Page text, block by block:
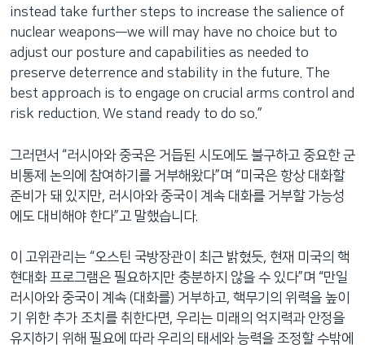
instead take further steps to increase the salience of
nuclear weapons—we will may have no choice but to
adjust our posture and capabilities as needed to
preserve deterrence and stability in the future. The
best approach is to engage on crucial arms control and
risk reduction. We stand ready to do so.”
그러면서 “러시아와 중국은 거듭된 시도에도 불구하고 중요한 군
비통제 논의에 참여하기를 거부해왔다”며 “미국은 항상 대화할
준비가 돼 있지만, 러시아와 중국이 계속 대화를 거부할 가능성
에도 대비해야 한다”고 말했습니다.
이 고위관리는 “오스틴 국방장관이 최근 밝혔듯, 현재 미국의 핵
현대화 프로그램은 필요하지만 충분하지 않을 수 있다”며 “만일
러시아와 중국이 계속 (대화를) 거부하고, 핵무기의 위력을 높이
기 위한 추가 조치를 취한다면, 우리는 미래의 억지력과 안정을
유지하기 위해 필요에 따라 우리의 태세와 능력을 조정할 수밖에